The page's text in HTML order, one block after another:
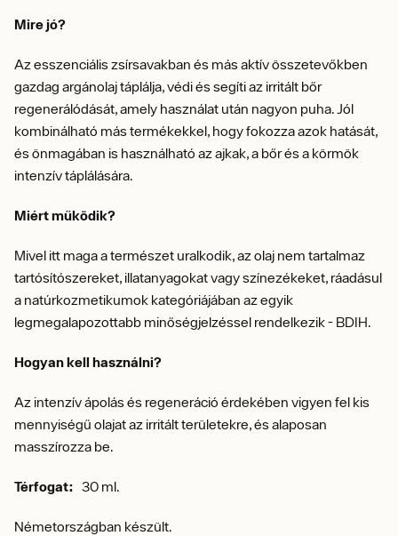
Mire jó?
Az esszenciális zsírsavakban és más aktív összetevőkben
gazdag argánolaj táplálja, védi és segíti az irritált bőr
regenerálódását, amely használat után nagyon puha. Jól
kombinálható más termékekkel, hogy fokozza azok hatását,
és önmagában is használható az ajkak, a bőr és a körmök
intenzív táplálására.
Miért működik?
Mivel itt maga a természet uralkodik, az olaj nem tartalmaz
tartósítószereket, illatanyagokat vagy színezékeket, ráadásul
a natúrkozmetikumok kategóriájában az egyik
legmegalapozottabb minőségjelzéssel rendelkezik - BDIH.
Hogyan kell használni?
Az intenzív ápolás és regeneráció érdekében vigyen fel kis
mennyiségű olajat az irritált területekre, és alaposan
masszírozza be.
Térfogat: 30 ml.
Németországban készült.